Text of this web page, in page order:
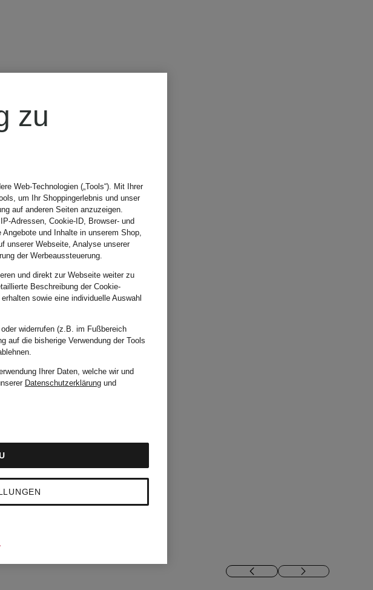
zu
Web-Technologien („Tools“). Mit Ihrer
um Ihr Shoppingerlebnis und unser
auf anderen Seiten anzuzeigen.
Adressen, Cookie-ID, Browser- und
und Inhalte in unserem Shop,
unserer Webseite, Analyse unserer
der Werbeaussteuerung.
und direkt zur Webseite weiter zu
Beschreibung der Cookie-
sowie eine individuelle Auswahl
widerrufen (z.B. im Fußbereich
auf die bisherige Verwendung der Tools
Ihrer Daten, welche wir und
Datenschutzerklärung und